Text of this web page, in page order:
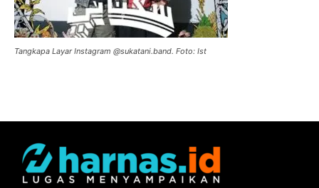
Tangkapa Layar Instagram @sukatani.band. Foto: Ist